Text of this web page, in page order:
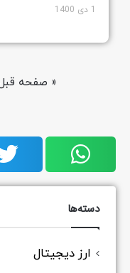
« صفحه قبل
دسته‌ها
ارز دیجیتال